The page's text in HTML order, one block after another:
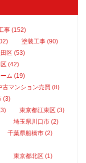
事 (152)
塗装工事 (90)
区 (53)
(42)
ム (19)
古マンション売買 (8)
(3)
東京都江東区 (3)
埼玉県川口市 (2)
千葉県船橋市 (2)
東京都北区 (1)